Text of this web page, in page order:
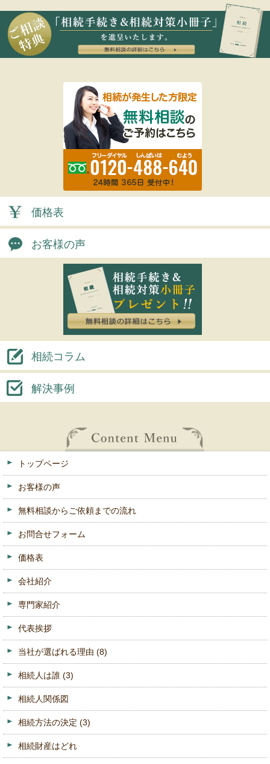
価格表
お客様の声
相続コラム
解決事例
トップページ
お客様の声
無料相談からご依頼までの流れ
お問合せフォーム
価格表
会社紹介
専門家紹介
代表挨拶
当社が選ばれる理由 (8)
相続人は誰 (3)
相続人関係図
相続方法の決定 (3)
相続財産はどれ